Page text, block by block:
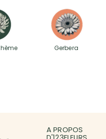
Gerbera
A PROPOS